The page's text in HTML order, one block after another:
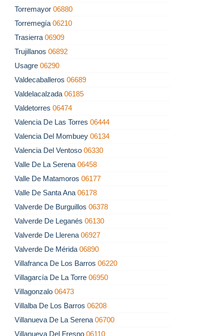
Torremayor 06880
Torremegía 06210
Trasierra 06909
Trujillanos 06892
Usagre 06290
Valdecaballeros 06689
Valdelacalzada 06185
Valdetorres 06474
Valencia De Las Torres 06444
Valencia Del Mombuey 06134
Valencia Del Ventoso 06330
Valle De La Serena 06458
Valle De Matamoros 06177
Valle De Santa Ana 06178
Valverde De Burguillos 06378
Valverde De Leganés 06130
Valverde De Llerena 06927
Valverde De Mérida 06890
Villafranca De Los Barros 06220
Villagarcía De La Torre 06950
Villagonzalo 06473
Villalba De Los Barros 06208
Villanueva De La Serena 06700
Villanueva Del Fresno 06110